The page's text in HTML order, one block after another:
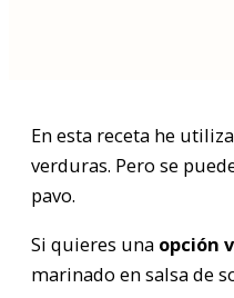
En esta receta he
verduras. Pero se
pavo.
Si quieres una opción
marinado en salsa de
por: